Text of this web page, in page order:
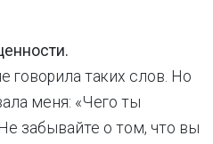
говорила таких слов. Но
меня: «Чего ты
забывайте о том, что вы